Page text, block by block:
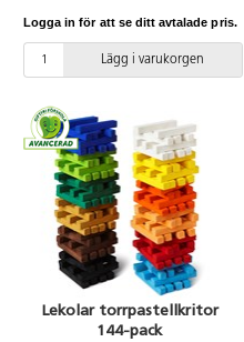
varje storlek, Nr 2/6mm, Nr
4/9 mm, Nr 6/12 mm och Nr
8/14mm. PVC-fri.
Logga in för att se ditt avtalade pris.
Lägg i varukorgen
Lekolar torrpastellkritor
144-pack